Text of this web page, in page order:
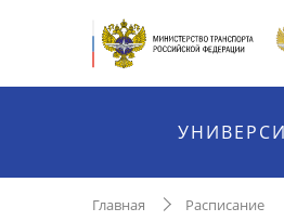
Главная Расписание